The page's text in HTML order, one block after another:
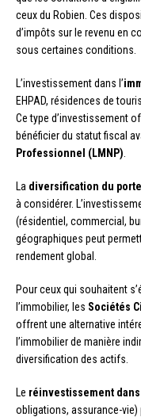
ceux du Robien. Ces
d’impôts sur le revenu en
sous certaines conditions.
L’investissement dans l’
EHPAD, résidences de
Ce type d’investissement
bénéficier du statut fiscal
Professionnel (LMNP)
La diversification du
à considérer.
(résidentiel, commercial,
géographiques peut
rendement global.
Pour ceux qui souhaitent
l’immobilier, les Sociétés
offrent une alternative
l’immobilier de manière
diversification des actifs.
Le réinvestissement dans
obligations, assurance-vie)